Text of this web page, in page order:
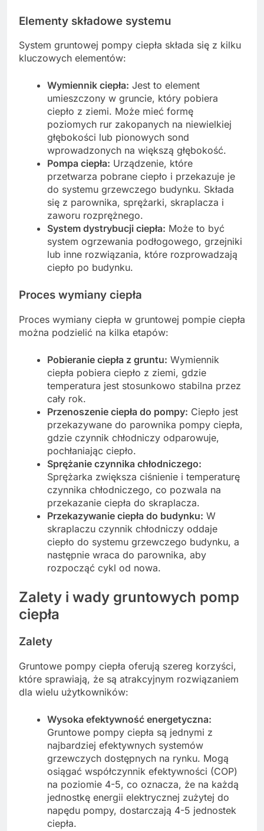
Elementy składowe systemu
System gruntowej pompy ciepła składa się z kilku
kluczowych elementów:
Wymiennik ciepła: Jest to element
umieszczony w gruncie, który pobiera
ciepło z ziemi. Może mieć formę
poziomych rur zakopanych na niewielkiej
głębokości lub pionowych sond
wprowadzonych na większą głębokość.
Pompa ciepła: Urządzenie, które
przetwarza pobrane ciepło i przekazuje je
do systemu grzewczego budynku. Składa
się z parownika, sprężarki, skraplacza i
zaworu rozprężnego.
System dystrybucji ciepła: Może to być
system ogrzewania podłogowego, grzejniki
lub inne rozwiązania, które rozprowadzają
ciepło po budynku.
Proces wymiany ciepła
Proces wymiany ciepła w gruntowej pompie ciepła
można podzielić na kilka etapów:
Pobieranie ciepła z gruntu: Wymiennik
ciepła pobiera ciepło z ziemi, gdzie
temperatura jest stosunkowo stabilna przez
cały rok.
Przenoszenie ciepła do pompy: Ciepło jest
przekazywane do parownika pompy ciepła,
gdzie czynnik chłodniczy odparowuje,
pochłaniając ciepło.
Sprężanie czynnika chłodniczego:
Sprężarka zwiększa ciśnienie i temperaturę
czynnika chłodniczego, co pozwala na
przekazanie ciepła do skraplacza.
Przekazywanie ciepła do budynku: W
skraplaczu czynnik chłodniczy oddaje
ciepło do systemu grzewczego budynku, a
następnie wraca do parownika, aby
rozpocząć cykl od nowa.
Zalety i wady gruntowych pomp
ciepła
Zalety
Gruntowe pompy ciepła oferują szereg korzyści,
które sprawiają, że są atrakcyjnym rozwiązaniem
dla wielu użytkowników:
Wysoka efektywność energetyczna:
Gruntowe pompy ciepła są jednymi z
najbardziej efektywnych systemów
grzewczych dostępnych na rynku. Mogą
osiągać współczynnik efektywności (COP)
na poziomie 4-5, co oznacza, że na każdą
jednostkę energii elektrycznej zużytej do
napędu pompy, dostarczają 4-5 jednostek
ciepła.